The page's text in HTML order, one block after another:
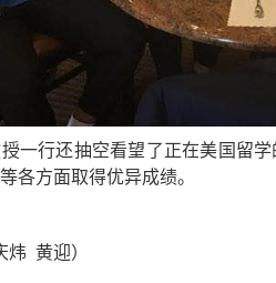
一行还抽空看望了正在美国留
各方面取得优异成绩。
炜 黄迎）